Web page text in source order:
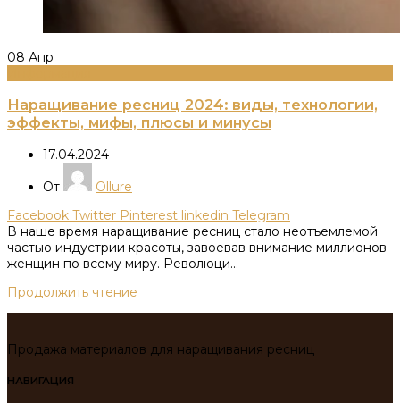
08 Апр
Наращивание ресниц 2024: виды, технологии,
эффекты, мифы, плюсы и минусы
17.04.2024
От
Ollure
Facebook Twitter Pinterest linkedin Telegram
В наше время наращивание ресниц стало неотъемлемой
частью индустрии красоты, завоевав внимание миллионов
женщин по всему миру. Революци...
Продолжить чтение
Продажа материалов для наращивания ресниц
НАВИГАЦИЯ